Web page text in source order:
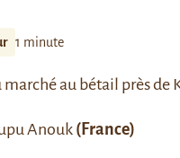
1 minute
marché au bétail près de
Anouk(France)